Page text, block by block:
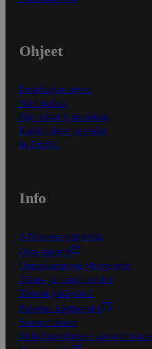
Ohjeet
Ensitilaajan ohjeet
Näin maksat
Näin tilaat ja muokkaat
Kaikki ohjeet ja vinkit
In English
Info
S-Business yrityksille
Oiva-raportit
Osuuskauppojen yhteystiedot
Tilaus- ja toimitusehdot
Tietosuojakäytäntö
Palvelun käyttöehdot
Saavutettavuus
Mobiilisovelluksen saavutettavuus